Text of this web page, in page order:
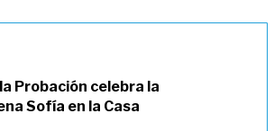
Probación celebra la
Sofía en la Casa